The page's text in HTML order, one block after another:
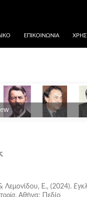
ΕΠΙΚΟΙΝΩΝΊΑ
Λεμονίδου, Ε., (2024).
Αθήνα: Πεδίο